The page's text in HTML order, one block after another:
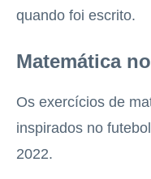
quando foi escrito.
Matemática
Os exercícios de
inspirados no
2022.